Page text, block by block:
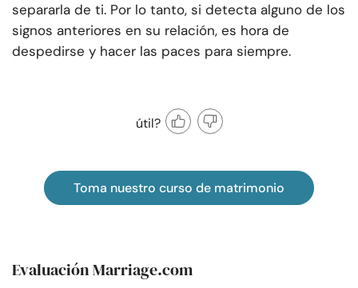
separarla de ti. Por lo tanto, si detecta alguno de los
signos anteriores en su relación, es hora de
despedirse y hacer las paces para siempre.
útil?
Toma nuestro curso de matrimonio
Evaluación Marriage.com